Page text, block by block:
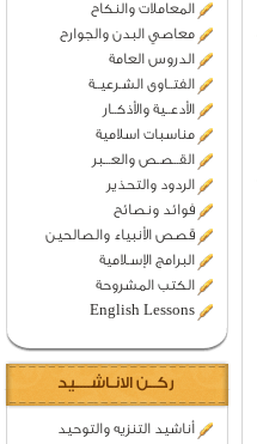
المعاملات والنكاح
معاصي البدن والجوارح
الدروس العامة
الفتــاوى الشـرعيــة
الأدعــية والأذكــار
مناسبات اسلامية
القــصـص والعـــبر
الردود والتحذير
فوائد ونصائح
قصص الأنبياء والصالحين
البرامج الإسـلامية
الكتب المشروحة
English Lessons
ركــن الانـاشــــيد
أناشيد التنزيه والتوحيد